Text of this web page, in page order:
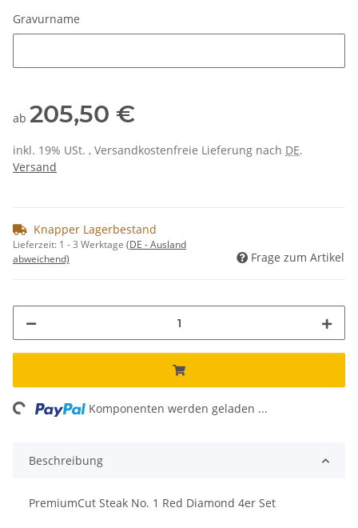
Gravurname
ab 205,50 €
inkl. 19% USt. , Versandkostenfreie Lieferung nach DE.
Versand
Knapper Lagerbestand
Lieferzeit: 1 - 3 Werktage (DE - Ausland
abweichend)
Frage zum Artikel
Komponenten werden geladen ...
Beschreibung
PremiumCut Steak No. 1 Red Diamond 4er Set